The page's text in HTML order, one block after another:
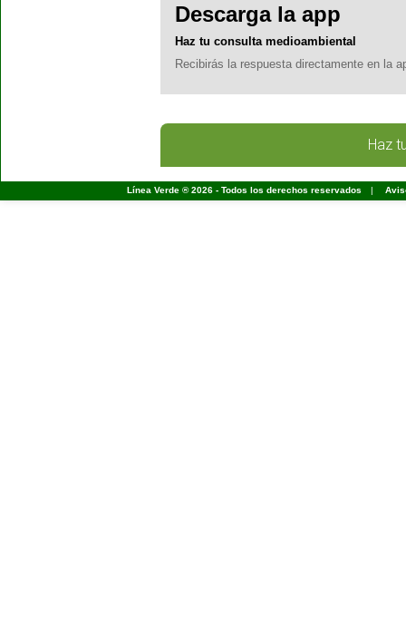
Descarga la app
Haz tu consulta medioambiental
Recibirás la respuesta directamente en la
Haz
Línea Verde ® 2026 - Todos los derechos reservados |